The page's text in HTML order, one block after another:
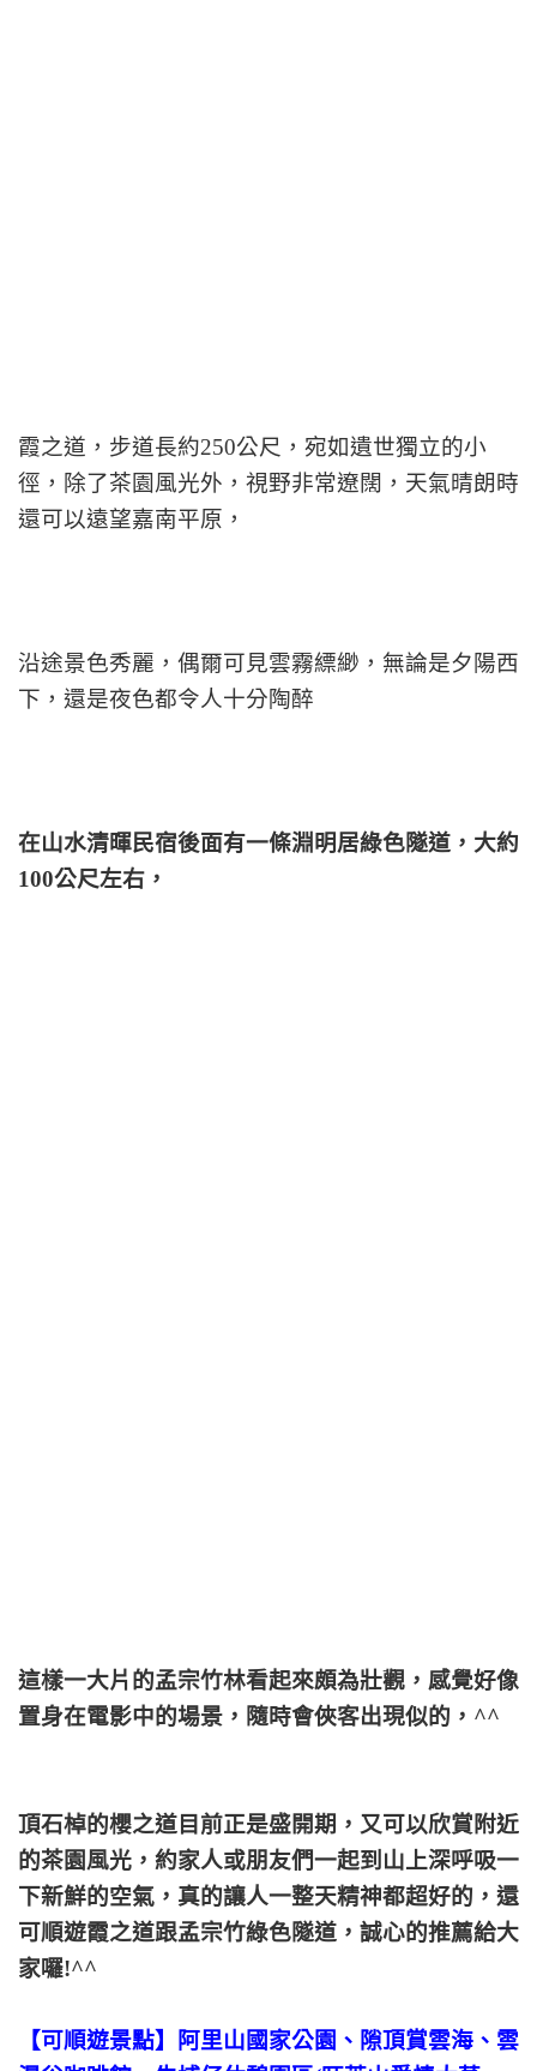
霞之道，步道長約250公尺，宛如遺世獨立的小
徑，除了茶園風光外，視野非常遼闊，天氣晴朗時
還可以遠望嘉南平原，
沿途景色秀麗，偶爾可見雲霧縹緲，無論是夕陽西
下，還是夜色都令人十分陶醉
在山水清暉民宿後面有一條淵明居綠色隧道，大約
100公尺左右，
這樣一大片的孟宗竹林看起來頗為壯觀，感覺好像
置身在電影中的場景，隨時會俠客出現似的，^^
頂石棹的櫻之道目前正是盛開期，又可以欣賞附近
的茶園風光，約家人或朋友們一起到山上深呼吸一
下新鮮的空氣，真的讓人一整天精神都超好的，還
可順遊霞之道跟孟宗竹綠色隧道，誠心的推薦給大
家囉!^^
【可順遊景點】阿里山國家公園、隙頂賞雲海、雲